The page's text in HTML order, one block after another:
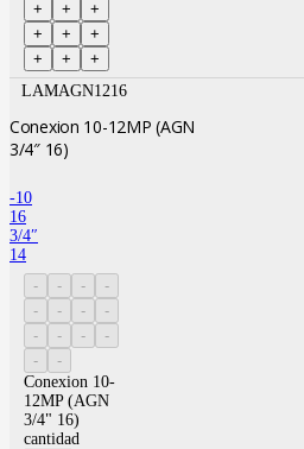
LAMAGN1216
Conexion 10-12MP (AGN
3/4″ 16)
-10
16
3/4″
14
Conexion 10-
12MP (AGN
3/4" 16)
cantidad